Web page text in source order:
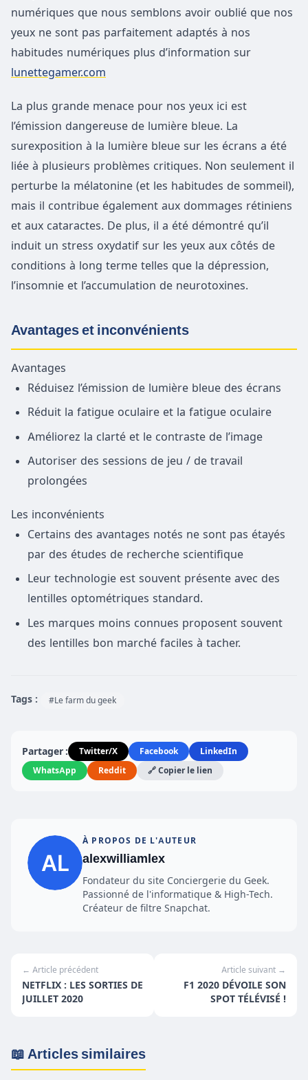
numériques que nous semblons avoir oublié que nos
yeux ne sont pas parfaitement adaptés à nos
habitudes numériques plus d’information sur
lunettegamer.com
La plus grande menace pour nos yeux ici est
l’émission dangereuse de lumière bleue. La
surexposition à la lumière bleue sur les écrans a été
liée à plusieurs problèmes critiques. Non seulement il
perturbe la mélatonine (et les habitudes de sommeil),
mais il contribue également aux dommages rétiniens
et aux cataractes. De plus, il a été démontré qu’il
induit un stress oxydatif sur les yeux aux côtés de
conditions à long terme telles que la dépression,
l’insomnie et l’accumulation de neurotoxines.
Avantages et inconvénients
Avantages
Réduisez l’émission de lumière bleue des écrans
Réduit la fatigue oculaire et la fatigue oculaire
Améliorez la clarté et le contraste de l’image
Autoriser des sessions de jeu / de travail
prolongées
Les inconvénients
Certains des avantages notés ne sont pas étayés
par des études de recherche scientifique
Leur technologie est souvent présente avec des
lentilles optométriques standard.
Les marques moins connues proposent souvent
des lentilles bon marché faciles à tacher.
Tags : #Le farm du geek
Partager : Twitter/X Facebook
LinkedIn
WhatsApp
Reddit 🔗 Copier le lien
À PROPOS DE L'AUTEUR
alexwilliamlex
Fondateur du site Conciergerie du Geek.
Passionné de l'informatique & High-Tech.
Créateur de filtre Snapchat.
← Article précédent
NETFLIX : LES SORTIES DE
JUILLET 2020
Article suivant →
F1 2020 DÉVOILE SON
SPOT TÉLÉVISÉ !
📖 Articles similaires